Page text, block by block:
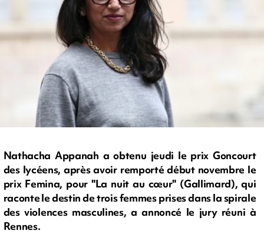
Nathacha Appanah a obtenu jeudi le prix Goncourt
des lycéens, après avoir remporté début novembre le
prix Femina, pour "La nuit au cœur" (Gallimard), qui
raconte le destin de trois femmes prises dans la spirale
des violences masculines, a annoncé le jury réuni à
Rennes.